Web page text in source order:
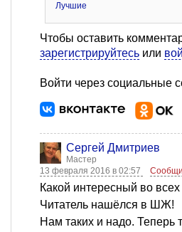
Лучшие
Чтобы оставить
зарегистрируйтесь или
Войти через социальные
Сергей Дмитриев
Мастер
13 февраля 2016 в 02:57
Какой интересный во
Читатель нашёлся в ШЖ!
Нам таких и надо. Теперь